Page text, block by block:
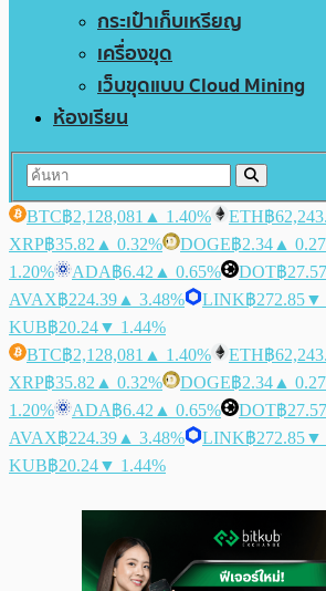
กระเป๋าเก็บเหรียญ
เครื่องขุด
เว็บขุดแบบ Cloud Mining
ห้องเรียน
BTC฿2,128,081 ▲ 1.40% ETH฿
XRP฿35.82 ▲ 0.32% DOGE฿2.34 ▲
1.20%
ADA฿6.42 ▲ 0.65% DOT฿27.57
AVAX฿224.39 ▲ 3.48% LINK฿272.85▼
KUB฿20.24▼ 1.44%
BTC฿2,128,081 ▲ 1.40% ETH฿
XRP฿35.82 ▲ 0.32% DOGE฿2.34 ▲
1.20%
ADA฿6.42 ▲ 0.65% DOT฿27.57
AVAX฿224.39 ▲ 3.48% LINK฿272.85▼
KUB฿20.24▼ 1.44%